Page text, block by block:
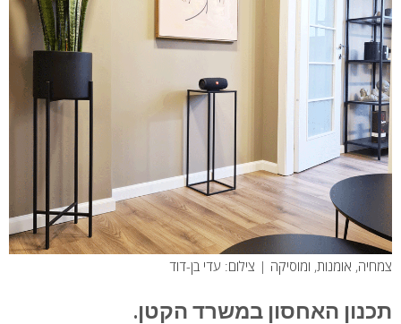
צמחיה, אומנות, ומוסיקה | צילום: עדי בן-דוד
תכנון האחסון במשרד הקטן.